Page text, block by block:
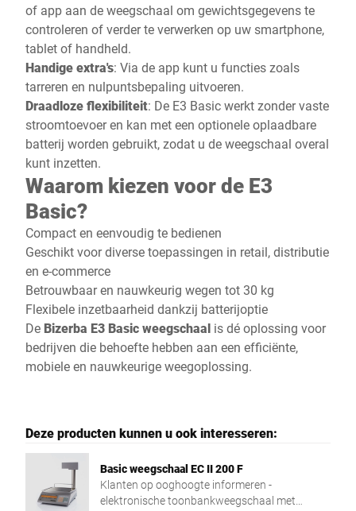
of app aan de weegschaal om gewichtsgegevens te
controleren of verder te verwerken op uw smartphone,
tablet of handheld.
Handige extra's: Via de app kunt u functies zoals
tarreren en nulpuntsbepaling uitvoeren.
Draadloze flexibiliteit: De E3 Basic werkt zonder vaste
stroomtoevoer en kan met een optionele oplaadbare
batterij worden gebruikt, zodat u de weegschaal overal
kunt inzetten.
Waarom kiezen voor de E3
Basic?
Compact en eenvoudig te bedienen
Geschikt voor diverse toepassingen in retail, distributie
en e-commerce
Betrouwbaar en nauwkeurig wegen tot 30 kg
Flexibele inzetbaarheid dankzij batterijoptie
De Bizerba E3 Basic weegschaal is dé oplossing voor
bedrijven die behoefte hebben aan een efficiënte,
mobiele en nauwkeurige weegoplossing.
Deze producten kunnen u ook interesseren:
Basic weegschaal EC II 200 F
Klanten op ooghoogte informeren -
elektronische toonbankweegschaal met